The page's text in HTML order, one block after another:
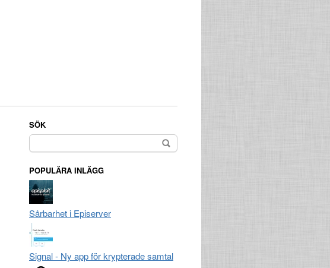
SÖK
Sök
efter:
POPULÄRA INLÄGG
Sårbarhet i Episerver
Signal - Ny app för krypterade samtal